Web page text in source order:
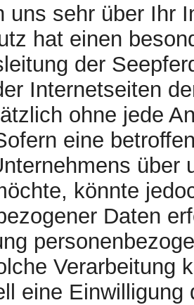
uns sehr über Ihr
hat einen
der
Internetseiten
ohne jede
eine
über
könnte
Daten
Verarbeitung
eine